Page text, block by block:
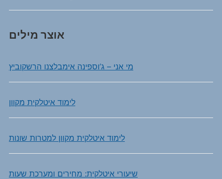
אוצר מילים
מי אני – ג’וספינה אימבלצנו הרשקוביץ
לימוד איטלקית מקוון
לימוד איטלקית מקוון למטרות שונות
שיעורי איטלקית: מחירים ומערכת שעות